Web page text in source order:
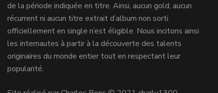
de la période indiquée en titre. Ainsi, aucun gold, aucun
récurrent ni aucun titre extrait d’album non sorti
officiellement en single n’est éligible. Nous incitons ainsi
les internautes à partir à la découverte des talents
originaires du monde entier tout en respectant leur
popularité.